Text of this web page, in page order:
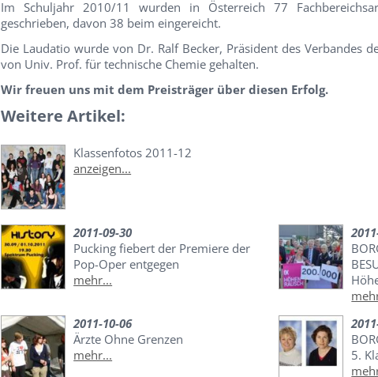
Im Schuljahr 2010/11 wurden in Österreich 77
geschrieben, davon 38 beim eingereicht.
Die Laudatio wurde von Dr. Ralf Becker, Präsident des Verbandes
von Univ. Prof. für technische Chemie gehalten.
Wir freuen uns mit dem Preisträger über diesen Erfolg.
Weitere Artikel:
Klassenfotos 2011-12
anzeigen...
2011-09-30
Pucking fiebert der Premiere der
Pop-Oper entgegen
mehr...
2011-10-06
Ärzte Ohne Grenzen
mehr...
5.